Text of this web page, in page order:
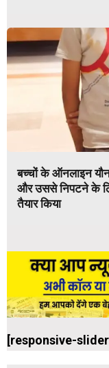
बच्चों के ऑनलाइन
और उससे निपटने के
तैयार किया
[responsive-